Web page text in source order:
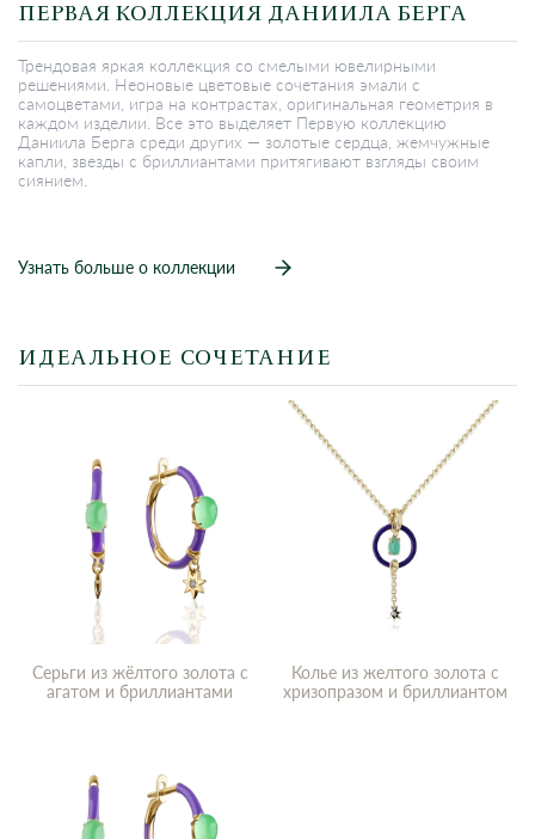
ИДЕАЛЬНОЕ СОЧЕТАНИЕ
Серьги из жёлтого золота с
агатом и бриллиантами
Колье из желтого золота с
хризопразом и бриллиантом
ПЕРВАЯ КОЛЛЕКЦИЯ ДАНИИЛА БЕРГА
Трендовая яркая коллекция со смелыми ювелирными
решениями. Неоновые цветовые сочетания эмали с
самоцветами, игра на контрастах, оригинальная геометрия в
каждом изделии. Все это выделяет Первую коллекцию
Даниила Берга среди других — золотые сердца, жемчужные
капли, звезды с бриллиантами притягивают взгляды своим
сиянием.
Узнать больше о коллекции